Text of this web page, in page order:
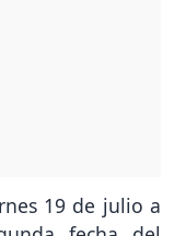
19 de julio a